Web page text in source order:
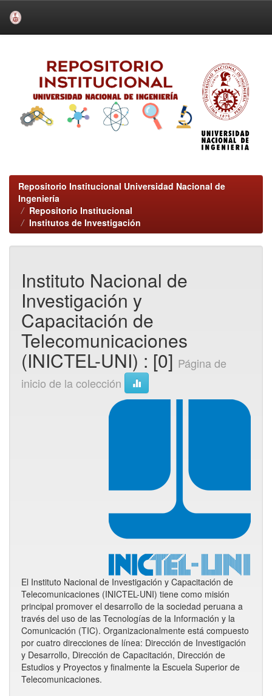
Repositorio Institucional Universidad Nacional de
Ingeniería
Repositorio Institucional
Institutos de Investigación
Instituto Nacional de
Investigación y
Capacitación de
Telecomunicaciones
(INICTEL-UNI) : [0] Página de
inicio de la colección
El Instituto Nacional de Investigación y Capacitación de
Telecomunicaciones (INICTEL-UNI) tiene como misión
principal promover el desarrollo de la sociedad peruana a
través del uso de las Tecnologías de la Información y la
Comunicación (TIC). Organizacionalmente está compuesto
por cuatro direcciones de línea: Dirección de Investigación
y Desarrollo, Dirección de Capacitación, Dirección de
Estudios y Proyectos y finalmente la Escuela Superior de
Telecomunicaciones.